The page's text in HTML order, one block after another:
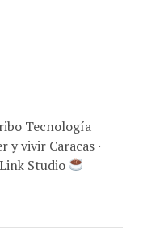
Tecnología
vivir Caracas ·
Studio